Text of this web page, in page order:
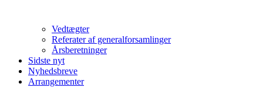
Vedtægter
Referater af generalforsamlinger
Årsberetninger
Sidste nyt
Nyhedsbreve
Arrangementer